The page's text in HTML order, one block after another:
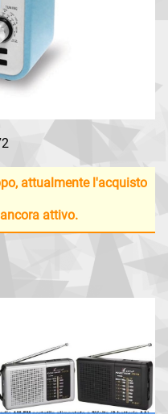
attualmente l'acquisto
attivo.